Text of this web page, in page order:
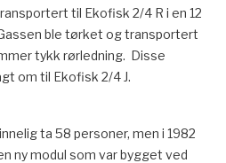
til Ekofisk 2/4 R i en 12
ble tørket og transportert
tykk rørledning. Disse
om til Ekofisk 2/4 J.
ta 58 personer, men i 1982
ny modul som var bygget ved